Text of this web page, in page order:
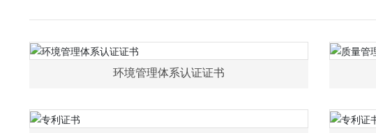
环境管理体系认证证书